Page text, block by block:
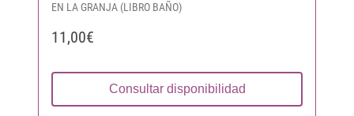
EN LA GRANJA (LIBRO BAÑO)
11,00€
Consultar disponibilidad